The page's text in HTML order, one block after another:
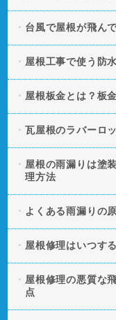
台風で屋根が飛ん
屋根工事で使う防
屋根板金とは？板
瓦屋根のラバーロ
屋根の雨漏りは塗
理方法
よくある雨漏りの
屋根修理はいつす
屋根修理の悪質な
点